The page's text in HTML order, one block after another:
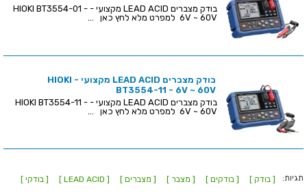
בודק מצברים LEAD ACID מקצועי - HIOKI BT3554-01 -
6V ~ 60V למפרט מלא לחץ כאן ...
בודק מצברים LEAD ACID מקצועי - HIOKI
BT3554-11 - 6V ~ 60V
בודק מצברים LEAD ACID מקצועי - HIOKI BT3554-11 -
6V ~ 60V למפרט מלא לחץ כאן ...
תגיות: [ בודק ] [ בודקים ] [ מצבר ] [ מצברים ] [ LEAD ACID ] [ בודקי ]